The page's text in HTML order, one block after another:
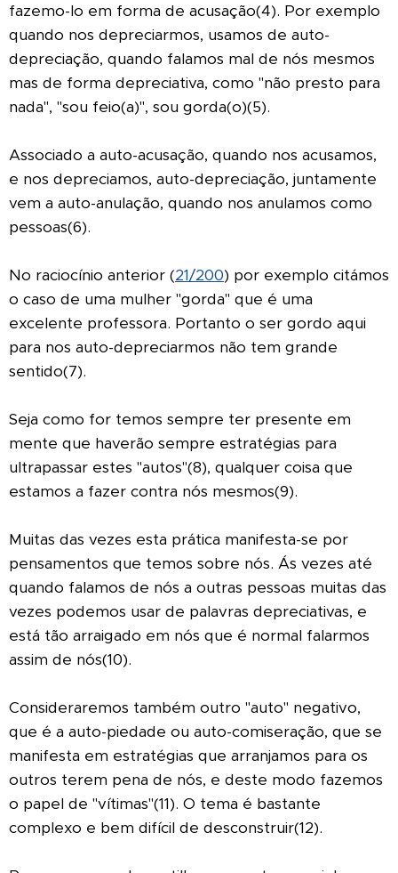
fazemo-lo em forma de acusação(4). Por exemplo
quando nos depreciarmos, usamos de auto-
depreciação, quando falamos mal de nós mesmos
mas de forma depreciativa, como "não presto para
nada", "sou feio(a)", sou gorda(o)(5).
Associado a auto-acusação, quando nos acusamos,
e nos depreciamos, auto-depreciação, juntamente
vem a auto-anulação, quando nos anulamos como
pessoas(6).
No raciocínio anterior (21/200) por exemplo citámos
o caso de uma mulher "gorda" que é uma
excelente professora. Portanto o ser gordo aqui
para nos auto-depreciarmos não tem grande
sentido(7).
Seja como for temos sempre ter presente em
mente que haverão sempre estratégias para
ultrapassar estes "autos"(8), qualquer coisa que
estamos a fazer contra nós mesmos(9).
Muitas das vezes esta prática manifesta-se por
pensamentos que temos sobre nós. Ás vezes até
quando falamos de nós a outras pessoas muitas das
vezes podemos usar de palavras depreciativas, e
está tão arraigado em nós que é normal falarmos
assim de nós(10).
Consideraremos também outro "auto" negativo,
que é a auto-piedade ou auto-comiseração, que se
manifesta em estratégias que arranjamos para os
outros terem pena de nós, e deste modo fazemos
o papel de "vítimas"(11). O tema é bastante
complexo e bem difícil de desconstruir(12).